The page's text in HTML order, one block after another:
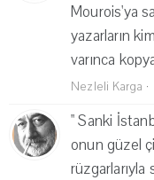
Mourois'ya
yazarların
varınca
Nezleli Karga ·
" Sanki
onun güzel